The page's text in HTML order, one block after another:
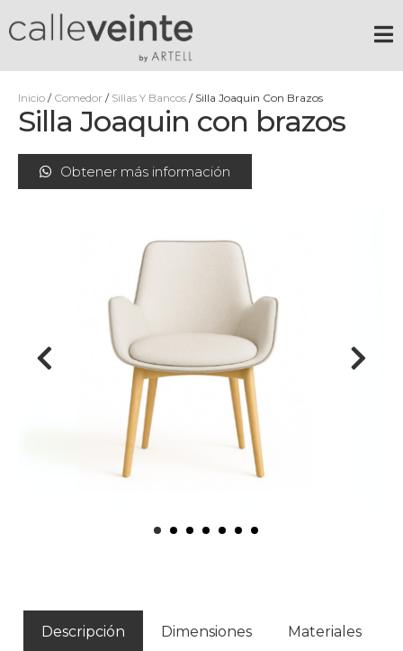
Inicio / Comedor / Sillas Y Bancos / Silla Joaquin Con Brazos
Silla Joaquin con brazos
Obtener más información
Descripción Dimensiones Materiales